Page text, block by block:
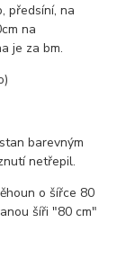
předsíní, na
na
je za bm.
barevným
netřepil.
o šířce 80
šíři "80 cm"